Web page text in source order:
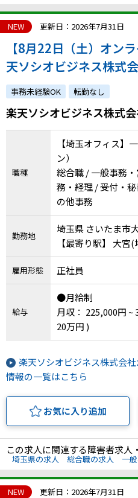
NEW 更新日：2026年7月31日
【8月22日（土）オン
天ソシオビジネス株式
例子会社◎障害の有無に
できます）
事務未経験OK 転勤なし
楽天ソシオビジネス株式
職種
【埼玉オフィス】
ン）
総合職 / 一般事務
務・経理 / 受付・
の他事務
勤務地
埼玉県 さいたま市
【最寄り
雇用形態 正社員
給与
●月給制
月収： 225,000円 ~
20万円 )
楽天ソシオビジネス株式会
情報の一覧はこちら
お気に入り追加
この求人に関連する障害者求人
埼玉県の求人 総合職の求人 一
NEW 更新日：2026年7月31日